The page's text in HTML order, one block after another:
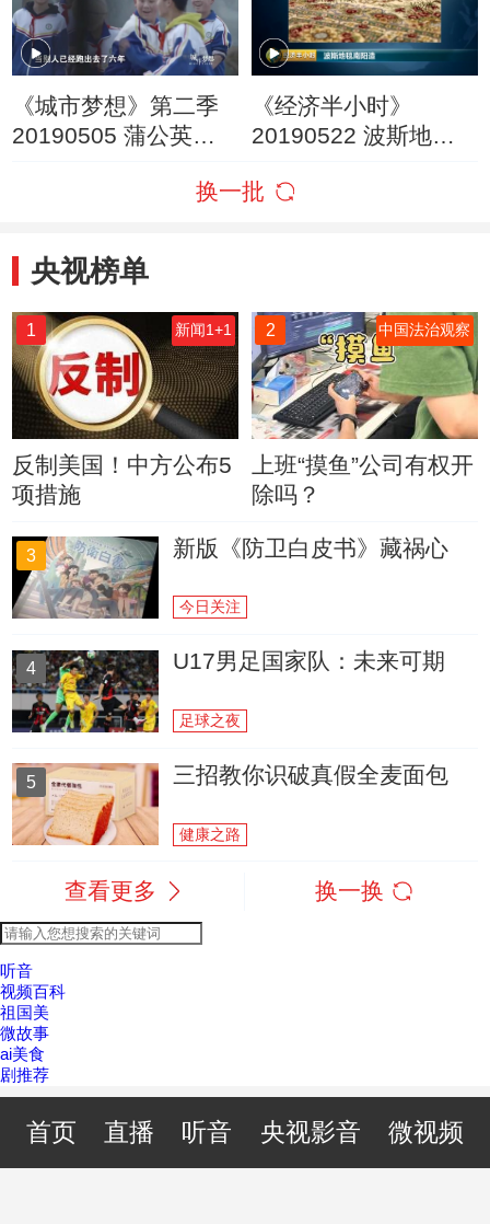
《城市梦想》第二季
20190505 蒲公英的
《经济半小时》
20190522 波斯地毯
换一批
央视榜单
1 新闻1+1
反制美国！中方公布5
项措施
2 中国法治观察
上班“摸鱼”公司有权开
除吗？
3 新版《防卫白皮书》藏祸心
今日关注
4 U17男足国家队：未来可期
足球之夜
5 三招教你识破真假全麦面包
健康之路
查看更多 换一换
听音
视频百科
祖国美
微故事
ai美食
剧推荐
首页 直播 听音 央视影音 微视频